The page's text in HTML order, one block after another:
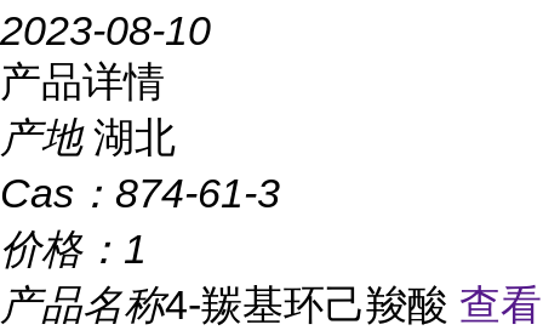
2023-08-10
产品详情
产地 湖北
Cas： 874-61-3
价格： 1
产品名称4-羰基环己羧酸 查看